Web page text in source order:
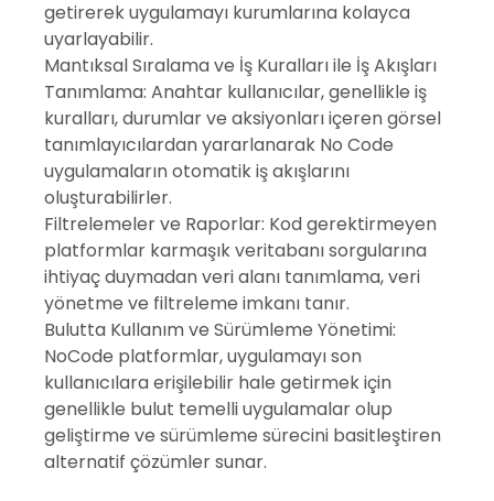
getirerek uygulamayı kurumlarına kolayca
uyarlayabilir.
Mantıksal Sıralama ve İş Kuralları ile İş Akışları
Tanımlama: Anahtar kullanıcılar, genellikle iş
kuralları, durumlar ve aksiyonları içeren görsel
tanımlayıcılardan yararlanarak No Code
uygulamaların otomatik iş akışlarını
oluşturabilirler.
Filtrelemeler ve Raporlar: Kod gerektirmeyen
platformlar karmaşık veritabanı sorgularına
ihtiyaç duymadan veri alanı tanımlama, veri
yönetme ve filtreleme imkanı tanır.
Bulutta Kullanım ve Sürümleme Yönetimi:
NoCode platformlar, uygulamayı son
kullanıcılara erişilebilir hale getirmek için
genellikle bulut temelli uygulamalar olup
geliştirme ve sürümleme sürecini basitleştiren
alternatif çözümler sunar.